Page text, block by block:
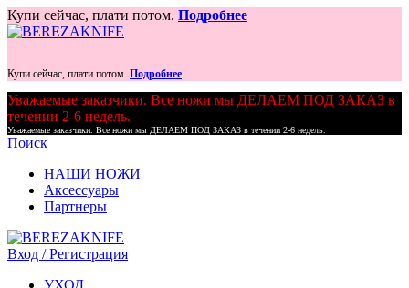
Купи сейчас, плати потом. Подробнее
Купи сейчас, плати потом. Подробнее
Уважаемые заказчики. Все ножи мы ДЕЛАЕМ ПОД ЗАКАЗ в
течении 2-6 недель.
Уважаемые заказчики. Все ножи мы ДЕЛАЕМ ПОД ЗАКАЗ в течении 2-6 недель.
Поиск
НАШИ НОЖИ
Аксессуары
Партнеры
Вход / Регистрация
УХОД